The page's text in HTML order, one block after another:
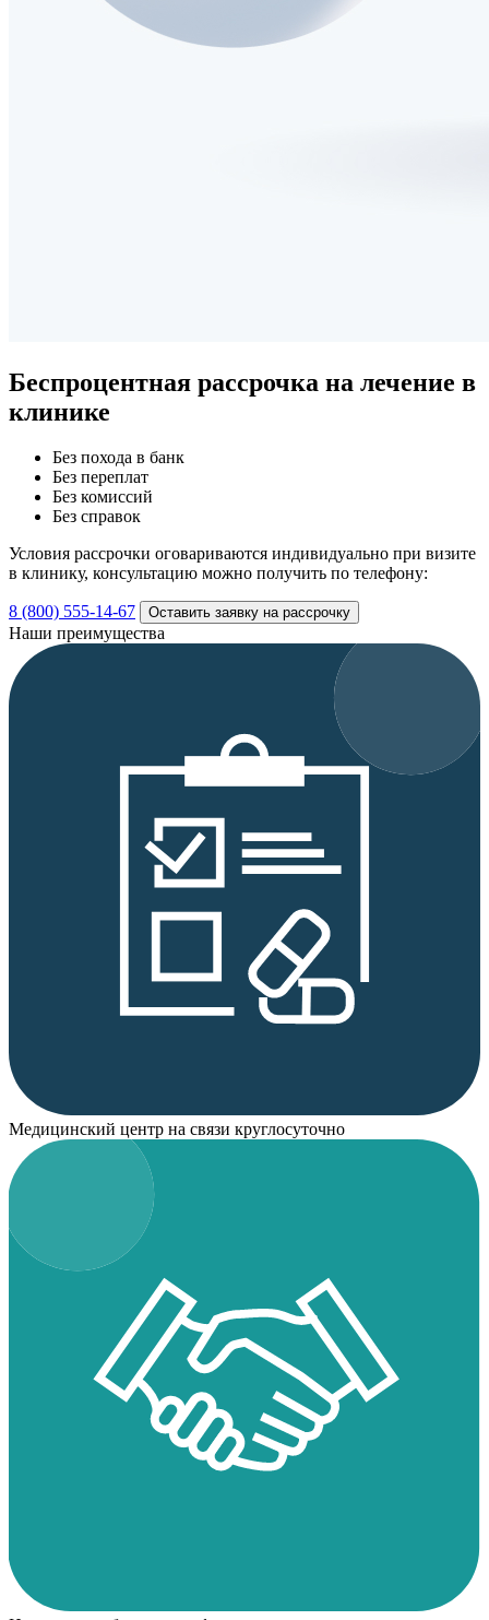
Беспроцентная рассрочка на лечение в
клинике
Без похода в банк
Без переплат
Без комиссий
Без справок
Условия рассрочки оговариваются индивидуально при визите
в клинику, консультацию можно получить по телефону:
8 (800) 555-14-67 Оставить заявку на рассрочку
Наши преимущества
Медицинский центр на связи круглосуточно